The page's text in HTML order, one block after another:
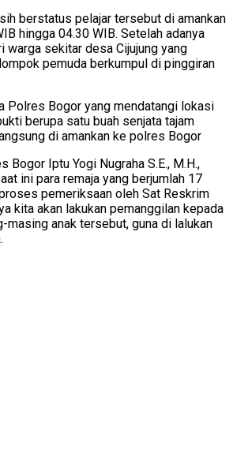
berstatus pelajar tersebut di amankan
hingga 04.30 WIB. Setelah adanya
warga sekitar desa Cijujung yang
pemuda berkumpul di pinggiran
Polres Bogor yang mendatangi lokasi
berupa satu buah senjata tajam
di amankan ke polres Bogor
Bogor Iptu Yogi Nugraha S.E., M.H.,
ini para remaja yang berjumlah 17
pemeriksaan oleh Sat Reskrim
kita akan lakukan pemanggilan kepada
masing anak tersebut, guna di lalukan